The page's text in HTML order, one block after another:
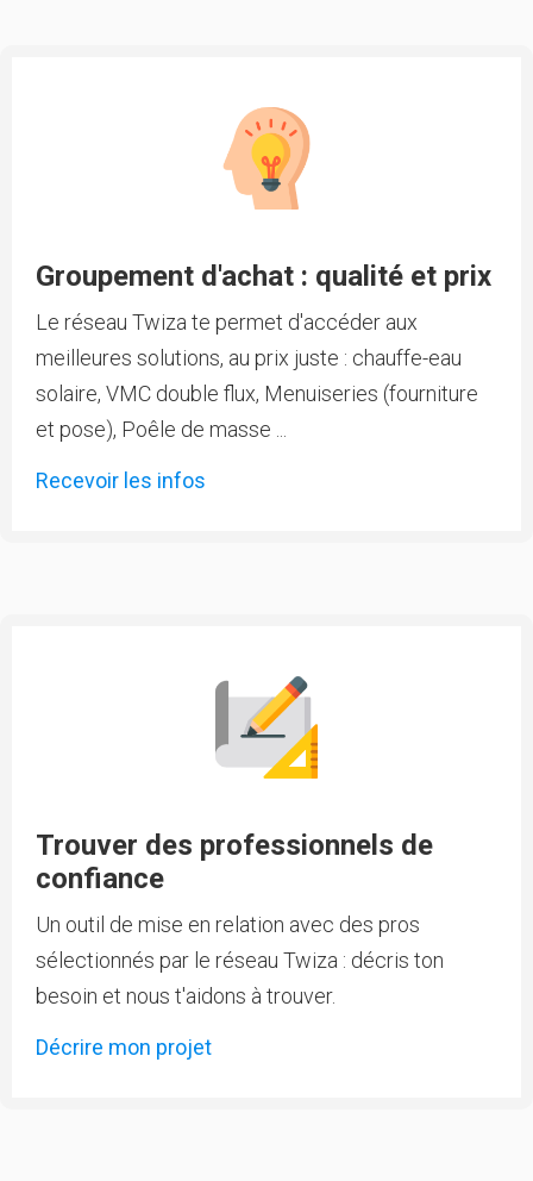
Groupement d'achat : qualité et prix
Le réseau Twiza te permet d'accéder aux
meilleures solutions, au prix juste : chauffe-eau
solaire, VMC double flux, Menuiseries (fourniture
et pose), Poêle de masse ...
Recevoir les infos
Trouver des professionnels de
confiance
Un outil de mise en relation avec des pros
sélectionnés par le réseau Twiza : décris ton
besoin et nous t'aidons à trouver.
Décrire mon projet